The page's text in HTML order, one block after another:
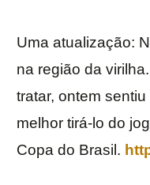
Uma atualização:
na região da
tratar, ontem
melhor tirá-lo do
Copa do Brasil.